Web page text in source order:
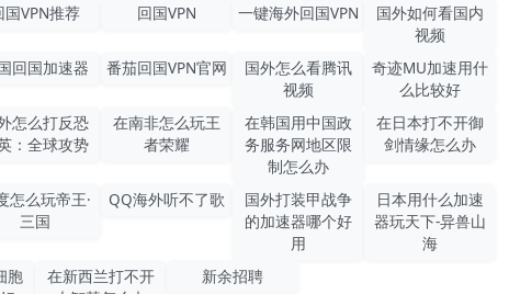
国VPN推荐 回国VPN 一键海外回国VPN
国外如何看国内
视频
回国加速器 番茄回国VPN官网
国外怎么看腾讯
视频
奇迹MU加速用什
么比较好
怎么打反恐
：全球攻势
在南非怎么玩王
者荣耀
在韩国用中国政
务服务网地区限
制怎么办
在日本打不开御
剑情缘怎么办
怎么玩帝王·
三国
QQ海外听不了歌
国外打装甲战争
的加速器哪个好
用
日本用什么加速
器玩天下-异兽山
海
胞
在新西兰打不开
新余招聘